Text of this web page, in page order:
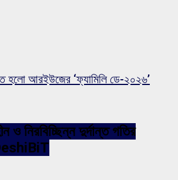
হলো আরইউজের ‘ফ্যামিলি ডে-২০২৬’
ও নিরবিচ্ছিন্ন দুর্দান্ত গতির
DeshiBiT